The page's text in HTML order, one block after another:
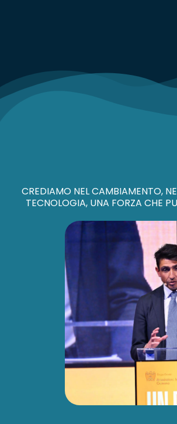
CREDIAMO NEL CAMBIAMENTO,
TECNOLOGIA, UNA FORZA CHE